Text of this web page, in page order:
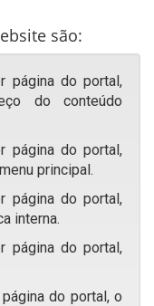
são:
página do portal,
do conteúdo
página do portal,
principal.
página do portal,
interna.
página do portal,
do portal, o